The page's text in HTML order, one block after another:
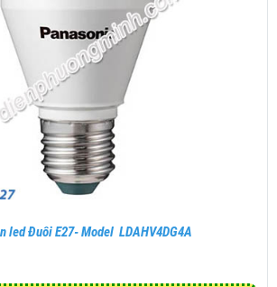
led Đuôi E27- Model LDAHV4DG4A